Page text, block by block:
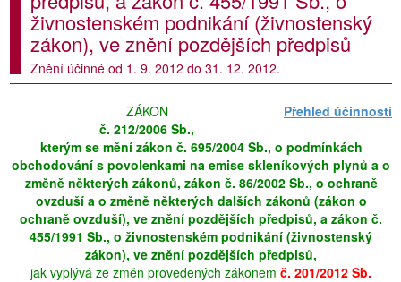
živnostenském podnikání (živnostenský
zákon), ve znění pozdějších předpisů
Znění účinné od 1. 9. 2012 do 31. 12. 2012.
Přehled účinností
ZÁKON
č. 212/2006 Sb.,
kterým se mění zákon č. 695/2004 Sb., o podmínkách
obchodování s povolenkami na emise skleníkových plynů a o
změně některých zákonů, zákon č. 86/2002 Sb., o ochraně
ovzduší a o změně některých dalších zákonů (zákon o
ochraně ovzduší), ve znění pozdějších předpisů, a zákon č.
455/1991 Sb., o živnostenském podnikání (živnostenský
zákon), ve znění pozdějších předpisů,
jak vyplývá ze změn provedených zákonem č. 201/2012 Sb.